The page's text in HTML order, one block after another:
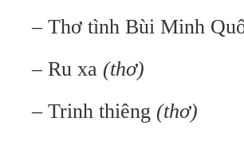
– Thơ tình Bùi Minh
–Ru xa (thơ)
– Trinh thiêng (thơ)